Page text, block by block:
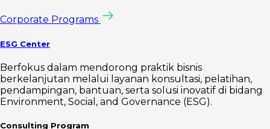
Corporate Programs
ESG Center
Berfokus dalam mendorong praktik bisnis
berkelanjutan melalui layanan konsultasi, pelatihan,
pendampingan, bantuan, serta solusi inovatif di bidang
Environment, Social, and Governance (ESG).
Consulting Program